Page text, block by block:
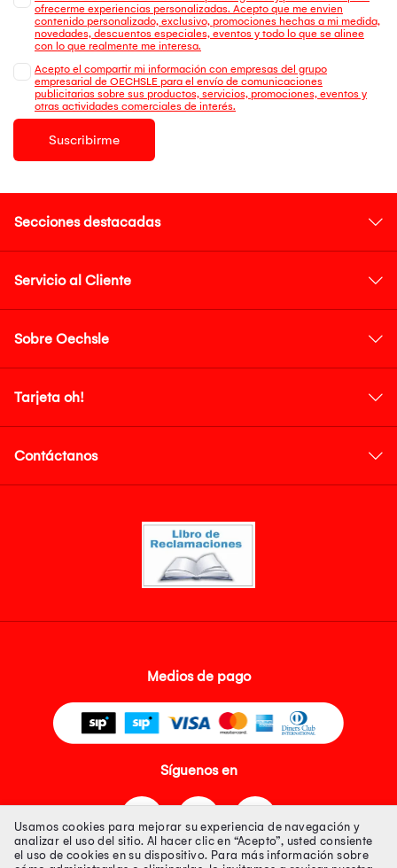
ofrecerme experiencias personalizadas. Acepto que me envien
contenido personalizado, exclusivo, promociones hechas a mi medida,
novedades, descuentos especiales, eventos y todo lo que se alinee
con lo que realmente me interesa.
Acepto el compartir mi información con empresas del grupo
empresarial de OECHSLE para el envío de comunicaciones
publicitarias sobre sus productos, servicios, promociones, eventos y
otras actividades comerciales de interés.
Suscribirme
Secciones destacadas
Servicio al Cliente
Sobre Oechsle
Tarjeta oh!
Contáctanos
Medios de pago
Síguenos en
Usamos cookies para mejorar su experiencia de navegación y
analizar el uso del sitio. Al hacer clic en “Acepto”, usted consiente
el uso de cookies en su dispositivo. Para más información sobre